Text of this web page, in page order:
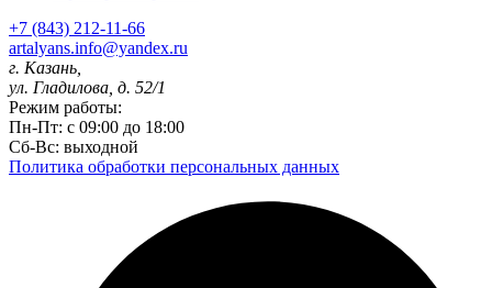
+7 (843) 212-11-66
artalyans.info@yandex.ru
г. Казань,
ул. Гладилова, д. 52/1
Режим работы:
Пн-Пт: с 09:00 до 18:00
Сб-Вс: выходной
Политика обработки персональных данных